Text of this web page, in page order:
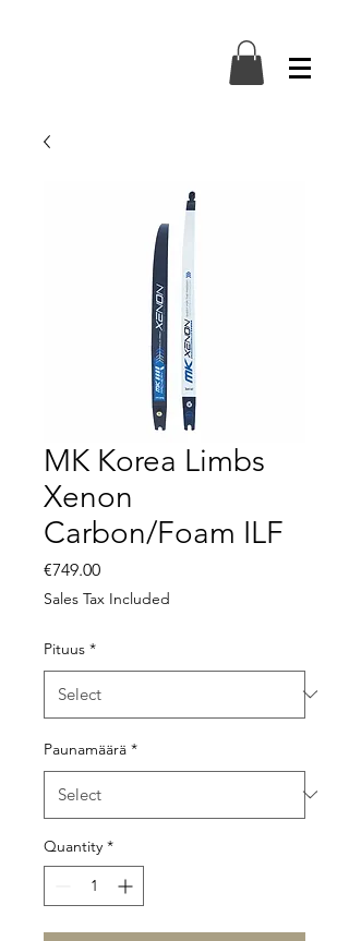
MK Korea Limbs
Xenon
Carbon/Foam ILF
€749.00Price
Sales Tax Included
Pituus *
Paunamäärä *
Quantity *